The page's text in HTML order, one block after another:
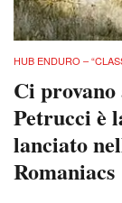
HUB ENDURO –
Ci
Petrucci è
lanciato
Romaniacs